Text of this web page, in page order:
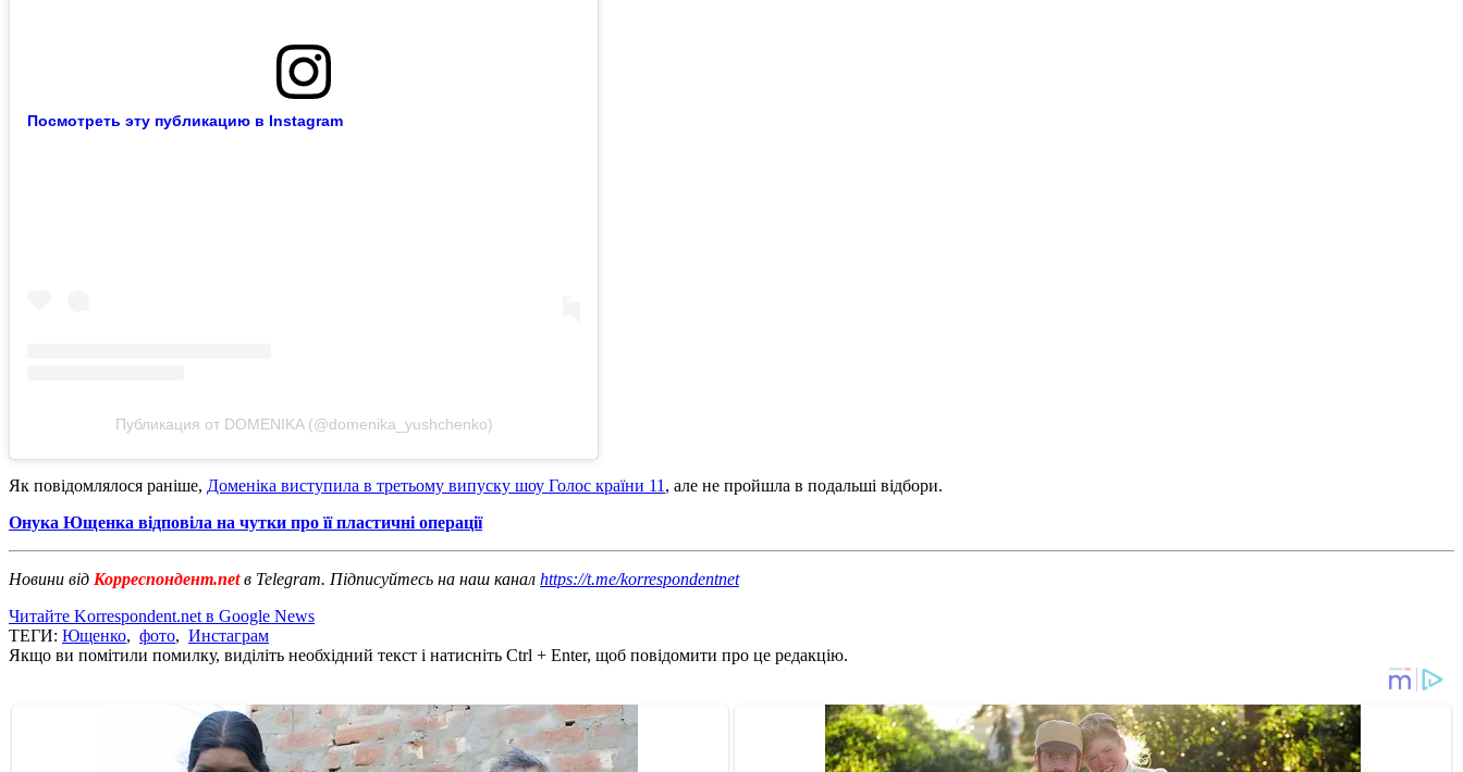
Посмотреть эту публикацию в Instagram
Публикация от DOMENIKA (@domenika_yushchenko)
Як повідомлялося раніше, Доменіка виступила в третьому випуску шоу Голос країни 11 , але не пройшла в подальші відбори.
Онука Ющенка відповіла на чутки про її пластичні операції
Новини від Корреспондент.netв Telegram. Підписуйтесь на наш канал https://t.me/korrespondentnet
Читайте Korrespondent.net в Google News
ТЕГИ: Ющенко, фото, Инстаграм
Якщо ви помітили помилку, виділіть необхідний текст і натисніть Ctrl + Enter, щоб повідомити про це редакцію.